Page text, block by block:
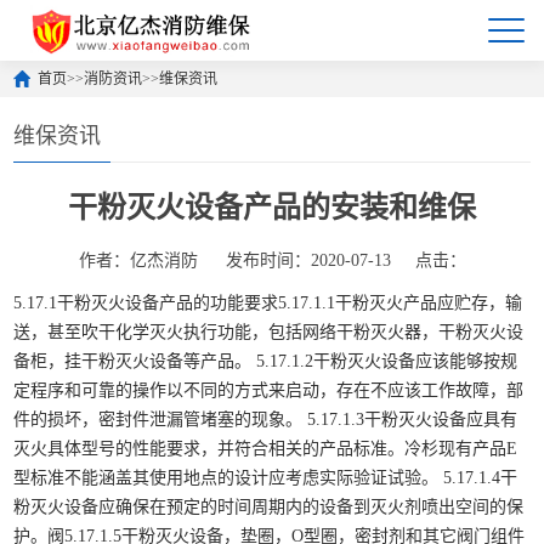
首页>>消防资讯>>维保资讯
维保资讯
干粉灭火设备产品的安装和维保
作者：亿杰消防 发布时间：2020-07-13 点击：
5.17.1干粉灭火设备产品的功能要求5.17.1.1干粉灭火产品应贮存，输
送，甚至吹干化学灭火执行功能，包括网络干粉灭火器，干粉灭火设
备柜，挂干粉灭火设备等产品。 5.17.1.2干粉灭火设备应该能够按规
定程序和可靠的操作以不同的方式来启动，存在不应该工作故障，部
件的损坏，密封件泄漏管堵塞的现象。 5.17.1.3干粉灭火设备应具有
灭火具体型号的性能要求，并符合相关的产品标准。冷杉现有产品E
型标准不能涵盖其使用地点的设计应考虑实际验证试验。 5.17.1.4干
粉灭火设备应确保在预定的时间周期内的设备到灭火剂喷出空间的保
护。阀5.17.1.5干粉灭火设备，垫圈，O型圈，密封剂和其它阀门组件